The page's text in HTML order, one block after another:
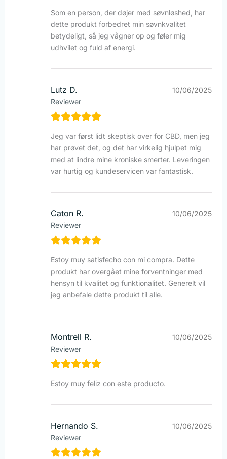
Som en person, der døjer med søvnløshed, har
dette produkt forbedret min søvnkvalitet
betydeligt, så jeg vågner op og føler mig
udhvilet og fuld af energi.
Lutz D.
Reviewer
10/06/2025
Jeg var først lidt skeptisk over for CBD, men jeg
har prøvet det, og det har virkelig hjulpet mig
med at lindre mine kroniske smerter. Leveringen
var hurtig og kundeservicen var fantastisk.
Caton R.
Reviewer
10/06/2025
Estoy muy satisfecho con mi compra. Dette
produkt har overgået mine forventninger med
hensyn til kvalitet og funktionalitet. Generelt vil
jeg anbefale dette produkt til alle.
Montrell R.
Reviewer
10/06/2025
Estoy muy feliz con este producto.
Hernando S.
Reviewer
10/06/2025